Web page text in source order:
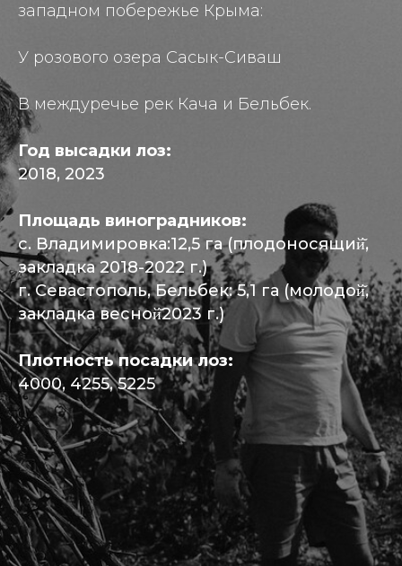
западном побережье Крыма:
У розового озера Сасык-Сиваш
В междуречье рек Кача и Бельбек.
Год высадки лоз:
2018, 2023
Площадь виноградников:
с. Владимировка:12,5 га (плодоносящий̆,
закладка 2018-2022 г.)
г. Севастополь, Бельбек: 5,1 га (молодой̆,
закладка весной̆2023 г.)
Плотность посадки лоз:
4000, 4255, 5225